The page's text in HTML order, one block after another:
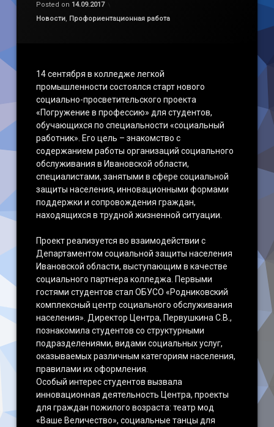
Posted on 14.09.2017
Категории:
Новости, Профориентационная работа
14 сентября в колледже легкой
промышленности состоялся старт нового
социально-просветительского проекта
«Погружение в профессию» для студентов,
обучающихся по специальности «социальный
работник». Его цель – знакомство с
содержанием работы организаций социального
обслуживания в Ивановской области,
специалистами, занятыми в сфере социальной
защиты населения, инновационными формами
поддержки и сопровождения граждан,
находящихся в трудной жизненной ситуации.
Проект реализуется во взаимодействии с
Департаментом социальной защиты населения
Ивановской области, выступающим в качестве
социального партнера колледжа. Первыми
гостями студентов стал ОБУСО «Родниковский
комплексный центр социального обслуживания
населения». Директор Центра, Первушкина С.В.,
познакомила студентов со структурными
подразделениями, видами социальных услуг,
оказываемых различным категориям населения,
правилами их оформления.
Особый интерес студентов вызвала
инновационная деятельность Центра, проекты
для граждан пожилого возраста: театр мод
«Ваше Величество», социальные танцы для